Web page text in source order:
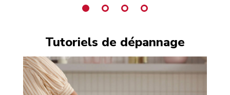
Tutoriels de dépannage